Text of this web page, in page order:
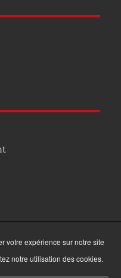
votre expérience sur notre site
notre utilisation des cookies.